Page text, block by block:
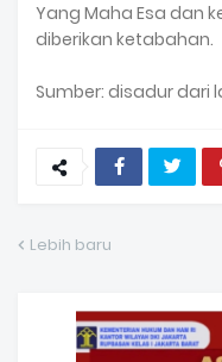
Yang Maha Esa dan
diberikan ketabahan.
Sumber: disadur dari
Lebih baru